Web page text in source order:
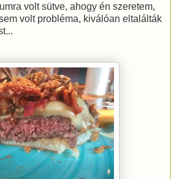
volt sütve, ahogy én szeretem,
volt probléma, kiválóan eltalálták